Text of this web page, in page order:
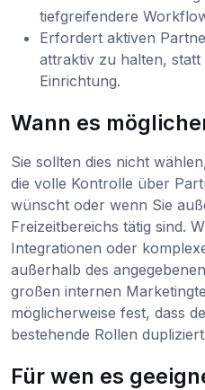
tiefgreifendere
Erfordert aktiven
attraktiv zu halten, statt
Einrichtung.
Wann es
Sie sollten dies nicht
die volle Kontrolle über
wünscht oder wenn Sie
Freizeitbereichs tätig sind.
Integrationen oder
außerhalb des
großen internen
möglicherweise fest, dass
bestehende Rollen
Für wen es